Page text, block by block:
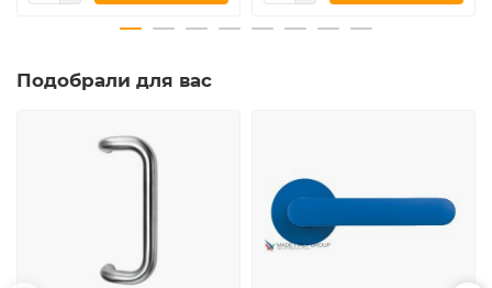
Подобрали для вас